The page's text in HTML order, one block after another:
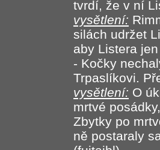
tvrdí, že v ní
vysětlení:
silách udržet
aby Listera
- Kočky
Trpaslíkovi.
vysětlení: O
mrtvé
Zbytky po
ně postaraly